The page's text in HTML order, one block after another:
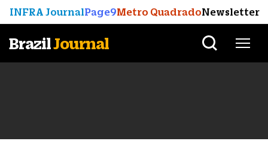
INFRA JournalPage9Metro QuadradoNewsletter
BrazilJournal